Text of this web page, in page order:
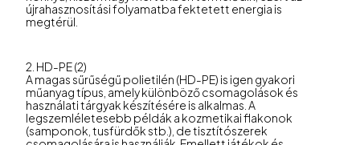
újrahasznosítási folyamatba fektetett energia is
megtérül.
2. HD-PE (2)
A magas sűrűségű polietilén (HD-PE) is igen gyakori
műanyag típus, amely különböző csomagolások és
használati tárgyak készítésére is alkalmas. A
legszemléletesebb példák a kozmetikai flakonok
(samponok, tusfürdők stb.), de tisztítószerek